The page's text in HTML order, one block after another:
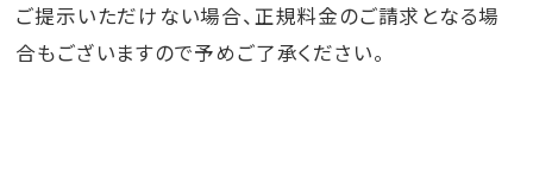
ご提示いただけない場合、正規料金のご請求となる場
合もございますので予めご了承ください。